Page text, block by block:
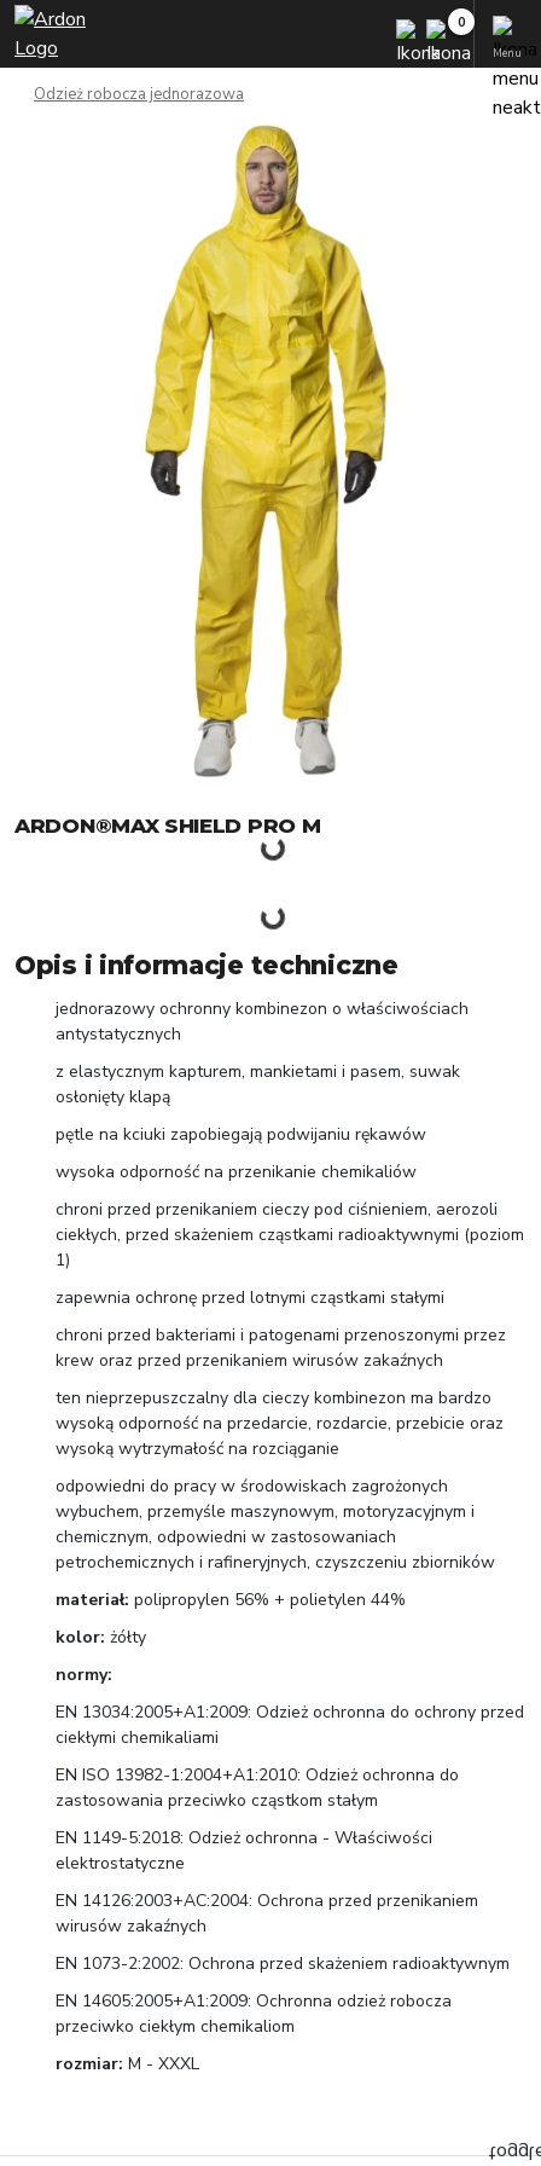
Menu
Odzież robocza jednorazowa
ARDON®MAX SHIELD PRO M
Opis i informacje techniczne
jednorazowy ochronny kombinezon o właściwościach
antystatycznych
z elastycznym kapturem, mankietami i pasem, suwak
osłonięty klapą
pętle na kciuki zapobiegają podwijaniu rękawów
wysoka odporność na przenikanie chemikaliów
chroni przed przenikaniem cieczy pod ciśnieniem, aerozoli
ciekłych, przed skażeniem cząstkami radioaktywnymi (poziom
1)
zapewnia ochronę przed lotnymi cząstkami stałymi
chroni przed bakteriami i patogenami przenoszonymi przez
krew oraz przed przenikaniem wirusów zakaźnych
ten nieprzepuszczalny dla cieczy kombinezon ma bardzo
wysoką odporność na przedarcie, rozdarcie, przebicie oraz
wysoką wytrzymałość na rozciąganie
odpowiedni do pracy w środowiskach zagrożonych
wybuchem, przemyśle maszynowym, motoryzacyjnym i
chemicznym, odpowiedni w zastosowaniach
petrochemicznych i rafineryjnych, czyszczeniu zbiorników
materiał: polipropylen 56% + polietylen 44%
kolor: żółty
normy:
EN 13034:2005+A1:2009: Odzież ochronna do ochrony przed
ciekłymi chemikaliami
EN ISO 13982-1:2004+A1:2010: Odzież ochronna do
zastosowania przeciwko cząstkom stałym
EN 1149-5:2018: Odzież ochronna - Właściwości
elektrostatyczne
EN 14126:2003+AC:2004: Ochrona przed przenikaniem
wirusów zakaźnych
EN 1073-2:2002: Ochrona przed skażeniem radioaktywnym
EN 14605:2005+A1:2009: Ochronna odzież robocza
przeciwko ciekłym chemikaliom
rozmiar: M - XXXL